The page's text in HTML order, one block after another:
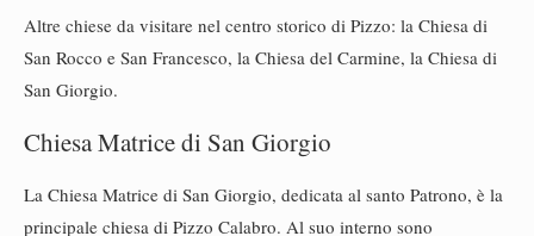
Altre chiese da visitare nel centro storico di Pizzo: la Chiesa di
San Rocco e San Francesco, la Chiesa del Carmine, la Chiesa di
San Giorgio.
Chiesa Matrice di San Giorgio
La Chiesa Matrice di San Giorgio, dedicata al santo Patrono, è la
principale chiesa di Pizzo Calabro. Al suo interno sono